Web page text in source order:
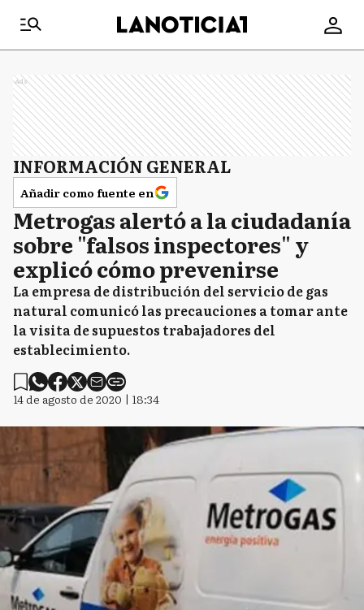
Ads
INFORMACIÓN GENERAL
Añadir como fuente en
Metrogas alertó a la ciudadanía
sobre "falsos inspectores" y
explicó cómo prevenirse
La empresa de distribución del servicio de gas
natural comunicó las precauciones a tomar ante
la visita de supuestos trabajadores del
establecimiento.
14 de agosto de 2020 | 18:34